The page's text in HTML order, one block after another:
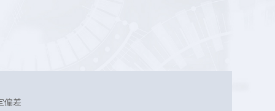
偏差